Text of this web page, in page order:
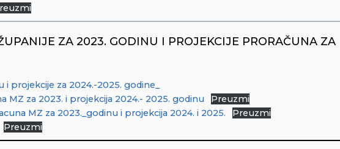
ZA 2023. GODINU I PROJEKCIJE PRORAČUNA ZA
projekcije za 2024.-2025. godine_
MZ za 2023. i projekcija 2024.- 2025. godinu
Preuzmi
MZ za 2023._godinu i projekcija 2024. i 2025.
Preuzmi
Preuzmi